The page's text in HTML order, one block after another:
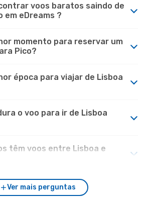
voos baratos saindo de
em eDreams ?
momento para reservar um
Pico?
época para viajar de Lisboa
o voo para ir de Lisboa
têm voos entre Lisboa e
Ver mais perguntas